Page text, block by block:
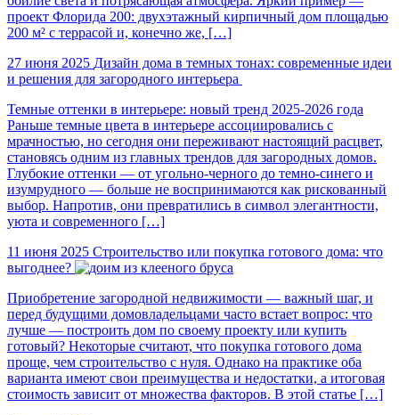
проект Флорида 200: двухэтажный кирпичный дом площадью
200 м² с террасой и, конечно же, […]
27 июня 2025 Дизайн дома в темных тонах: современные идеи
и решения для загородного интерьера
Темные оттенки в интерьере: новый тренд 2025-2026 года
Раньше темные цвета в интерьере ассоциировались с
мрачностью, но сегодня они переживают настоящий расцвет,
становясь одним из главных трендов для загородных домов.
Глубокие оттенки — от угольно-черного до темно-синего и
изумрудного — больше не воспринимаются как рискованный
выбор. Напротив, они превратились в символ элегантности,
уюта и современного […]
11 июня 2025 Строительство или покупка готового дома: что
выгоднее?
Приобретение загородной недвижимости — важный шаг, и
перед будущими домовладельцами часто встает вопрос: что
лучше — построить дом по своему проекту или купить
готовый? Некоторые считают, что покупка готового дома
проще, чем строительство с нуля. Однако на практике оба
варианта имеют свои преимущества и недостатки, а итоговая
стоимость зависит от множества факторов. В этой статье […]